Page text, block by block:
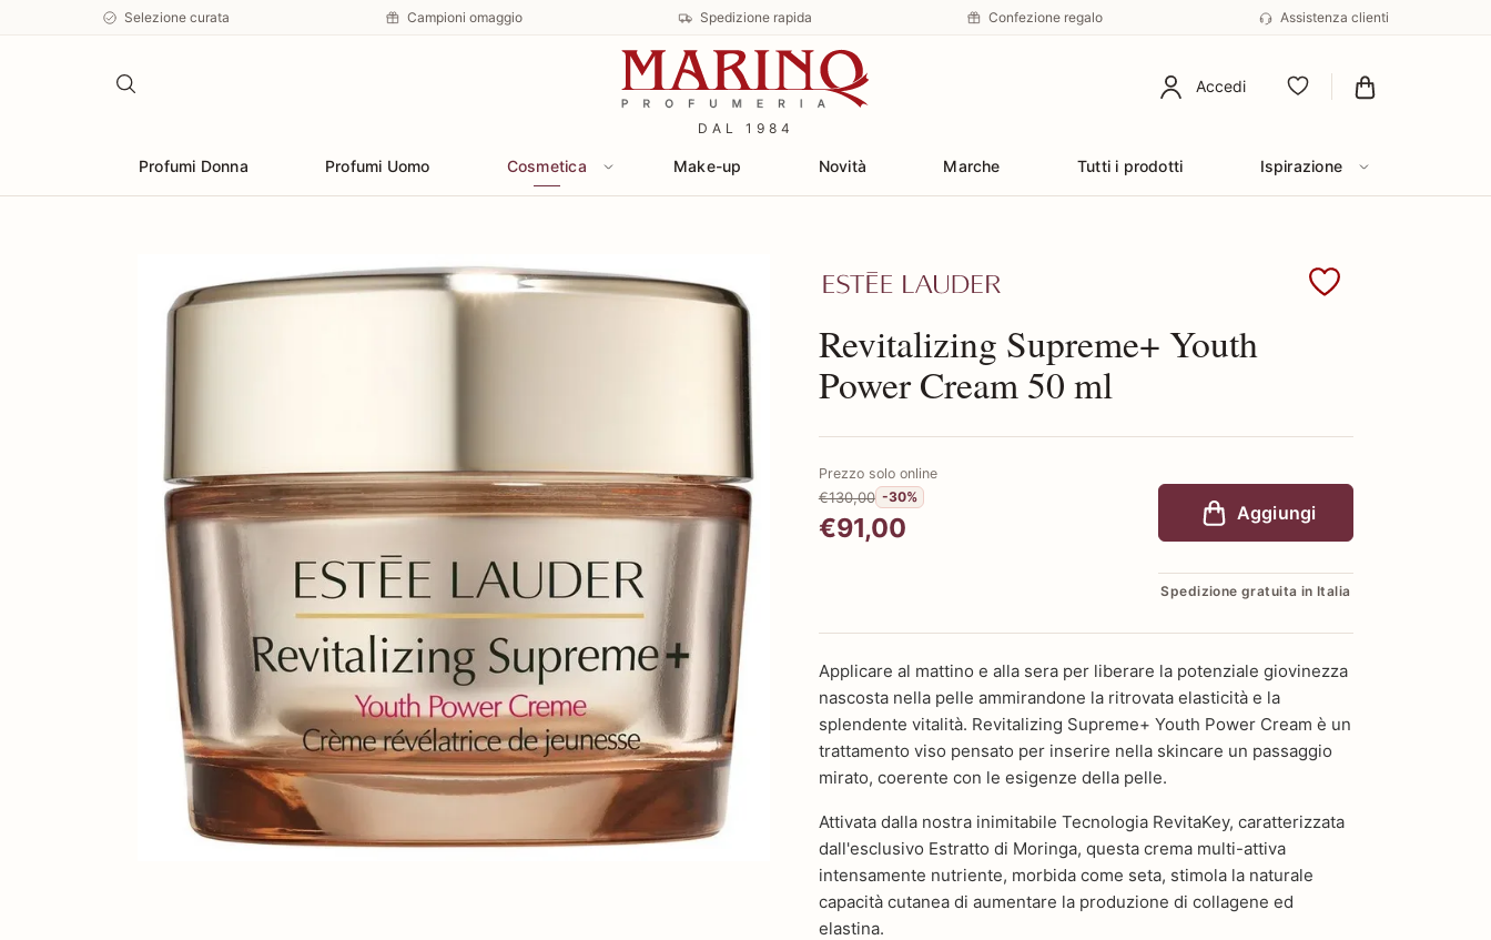
Selezione curata Campioni omaggio Spedizione rapida Confezione regalo Assistenza clienti
DAL 1984
Accedi
Preferiti
Profumi Donna Profumi Uomo Cosmetica Make-up Novità Marche Tutti i prodotti Ispirazione
Scopri i prodotti Estee Lauder
Revitalizing Supreme+ Youth
Power Cream 50 ml
Prezzo solo online
€130,00 -30%
€91,00 Aggiungi
Spedizione gratuita in Italia
Applicare al mattino e alla sera per liberare la potenziale giovinezza
nascosta nella pelle ammirandone la ritrovata elasticità e la
splendente vitalità. Revitalizing Supreme+ Youth Power Cream è un
trattamento viso pensato per inserire nella skincare un passaggio
mirato, coerente con le esigenze della pelle.
Attivata dalla nostra inimitabile Tecnologia RevitaKey, caratterizzata
dall'esclusivo Estratto di Moringa, questa crema multi-attiva
intensamente nutriente, morbida come seta, stimola la naturale
capacità cutanea di aumentare la produzione di collagene ed
elastina.